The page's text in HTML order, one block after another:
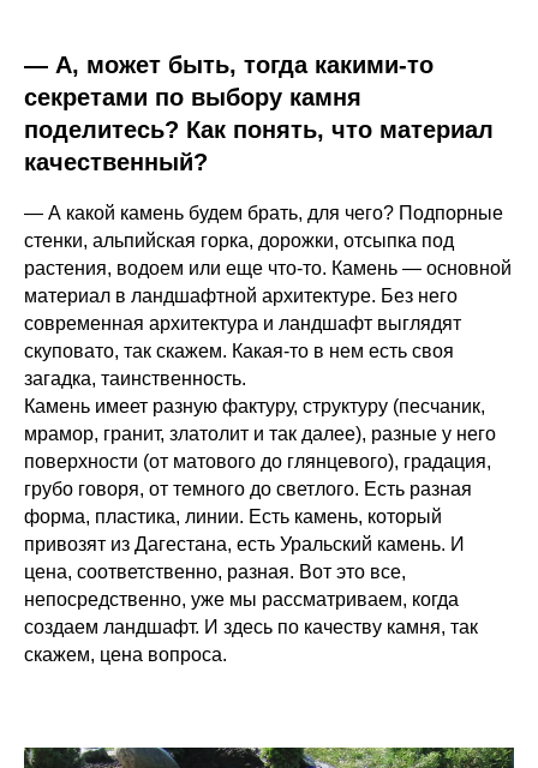
— А, может быть, тогда какими-то
секретами по выбору камня
поделитесь? Как понять, что материал
качественный?
— А какой камень будем брать, для чего? Подпорные
стенки, альпийская горка, дорожки, отсыпка под
растения, водоем или еще что-то. Камень — основной
материал в ландшафтной архитектуре. Без него
современная архитектура и ландшафт выглядят
скуповато, так скажем. Какая-то в нем есть своя
загадка, таинственность.
Камень имеет разную фактуру, структуру (песчаник,
мрамор, гранит, златолит и так далее), разные у него
поверхности (от матового до глянцевого), градация,
грубо говоря, от темного до светлого. Есть разная
форма, пластика, линии. Есть камень, который
привозят из Дагестана, есть Уральский камень. И
цена, соответственно, разная. Вот это все,
непосредственно, уже мы рассматриваем, когда
создаем ландшафт. И здесь по качеству камня, так
скажем, цена вопроса.